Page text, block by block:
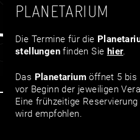
PLANETARIUM
Die Termine für die
stellungen finden Sie hier.
Das Planetarium öffnet 5 bis
vor Beginn der jeweiligen
Eine frühzeitige
wird empfohlen.